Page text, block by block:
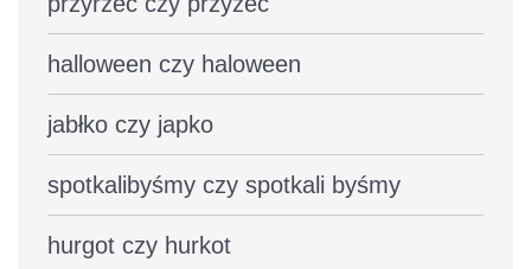
halloween czy haloween
jabłko czy japko
spotkalibyśmy czy spotkali byśmy
hurgot czy hurkot